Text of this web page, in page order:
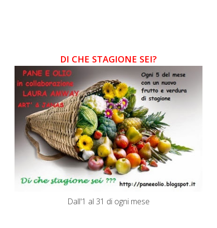
DI CHE STAGIONE SEI?
Dall'1 al 31 di ogni mese